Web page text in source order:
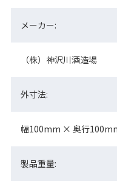
メーカー:
（株）神沢川酒造場
外寸法:
幅100mm × 奥行
製品重量: